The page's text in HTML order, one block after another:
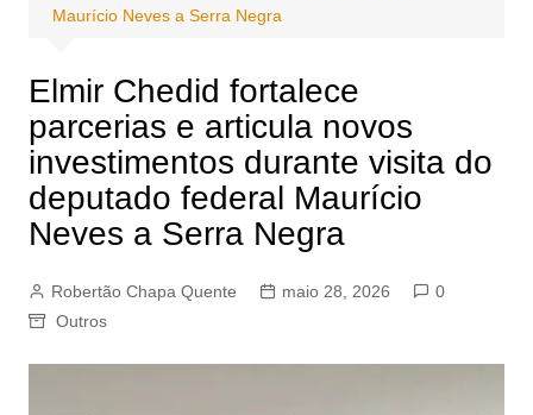
Maurício Neves a Serra Negra
Elmir Chedid fortalece
parcerias e articula novos
investimentos durante visita do
deputado federal Maurício
Neves a Serra Negra
Robertão Chapa Quente maio 28, 2026
0
Outros